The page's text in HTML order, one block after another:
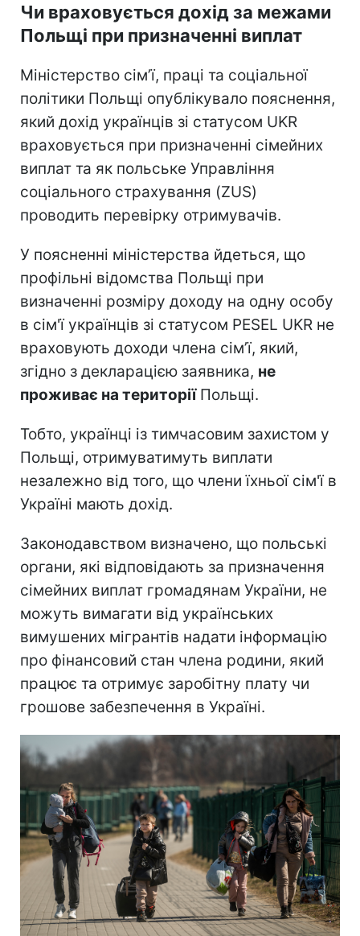
Чи враховується дохід за межами
Польщі при призначенні виплат
Міністерство сім’ї, праці та соціальної
політики Польщі опублікувало пояснення,
який дохід українців зі статусом UKR
враховується при призначенні сімейних
виплат та як польське Управління
соціального страхування (ZUS)
проводить перевірку отримувачів.
У поясненні міністерства йдеться, що
профільні відомства Польщі при
визначенні розміру доходу на одну особу
в сім'ї українців зі статусом PESEL UKR не
враховують доходи члена сім’ї, який,
згідно з декларацією заявника, не
проживає на територіїПольщі.
Тобто, українці із тимчасовим захистом у
Польщі, отримуватимуть виплати
незалежно від того, що члени їхньої сім'ї в
Україні мають дохід.
Законодавством визначено, що польські
органи, які відповідають за призначення
сімейних виплат громадянам України, не
можуть вимагати від українських
вимушених мігрантів надати інформацію
про фінансовий стан члена родини, який
працює та отримує заробітну плату чи
грошове забезпечення в Україні.